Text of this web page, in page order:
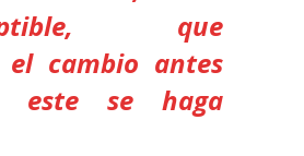
que
el cambio antes
este se haga